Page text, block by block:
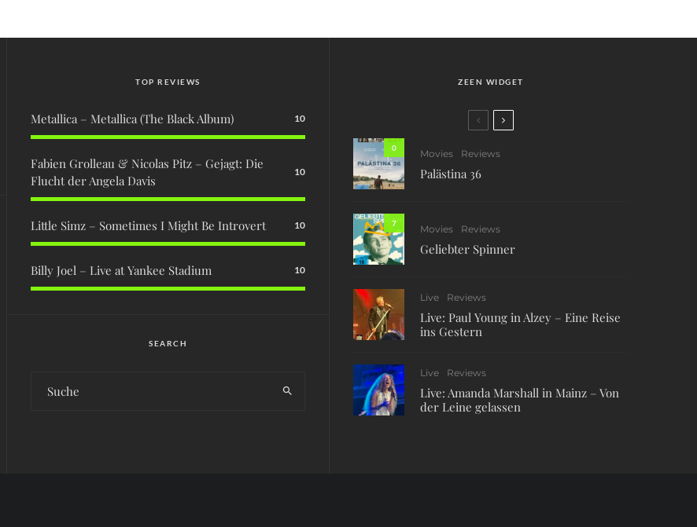
TOP REVIEWS
Metallica – Metallica (The Black Album) 10
Fabien Grolleau & Nicolas Pitz – Gejagt: Die
Flucht der Angela Davis
10
Little Simz – Sometimes I Might Be Introvert 10
Billy Joel – Live at Yankee Stadium 10
SEARCH
ZEEN WIDGET
0
Movies Reviews
Palästina 36
7
Movies Reviews
Geliebter Spinner
Live Reviews
Live: Paul Young in Alzey – Eine Reise
ins Gestern
Live Reviews
Live: Amanda Marshall in Mainz – Von
der Leine gelassen